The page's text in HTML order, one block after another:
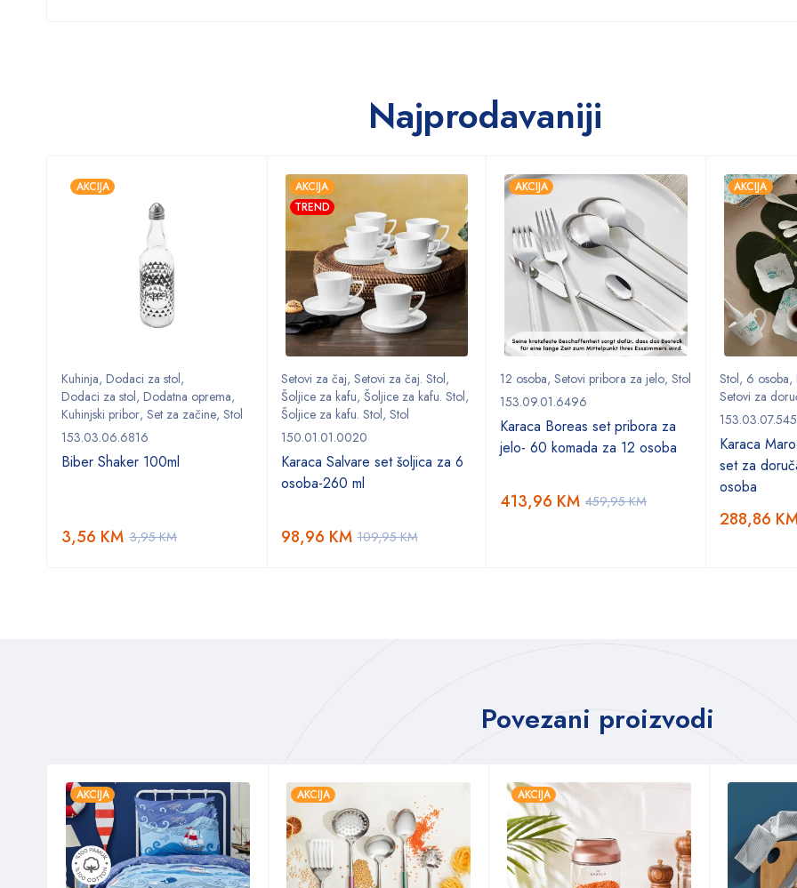
Najprodavaniji
AKCIJA
Kuhinja, Dodaci za stol,
Dodaci za stol, Dodatna oprema,
Kuhinjski pribor, Set za začine, Stol
153.03.06.6816
Biber Shaker 100ml
3,95KM
3,56 KM
AKCIJA
TREND
Setovi za čaj, Setovi za čaj. Stol,
Šoljice za kafu, Šoljice za kafu. Stol,
Šoljice za kafu. Stol, Stol
150.01.01.0020
Karaca Salvare set šoljica za 6
osoba-260 ml
109,95KM
98,96 KM
AKCIJA
12 osoba, Setovi pribora za jelo, Stol
153.09.01.6496
Karaca Boreas set pribora za
jelo- 60 komada za 12 osoba
459,95KM
413,96 KM
AKCIJA
Stol, 6 osoba,
Setovi za
Karaca
set za
osoba
288,86
Povezani proizvodi
AKCIJA AKCIJA AKCIJA